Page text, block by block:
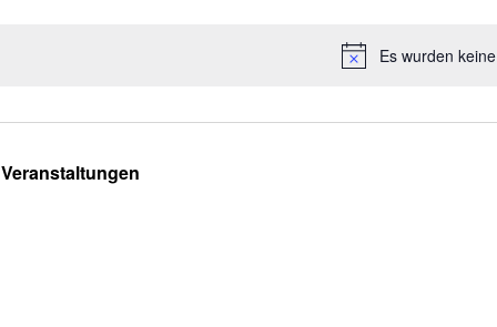
Es wurden
Veranstaltungen